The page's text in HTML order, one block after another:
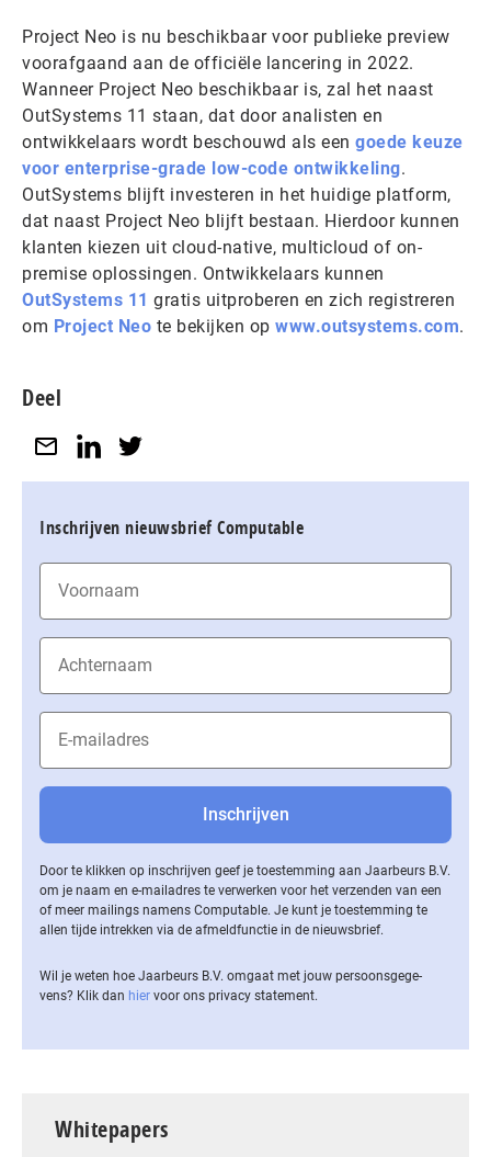
Project Neo is nu beschikbaar voor publieke preview
voorafgaand aan de officiële lancering in 2022.
Wanneer Project Neo beschikbaar is, zal het naast
OutSystems 11 staan, dat door analisten en
ontwikkelaars wordt beschouwd als een goede keuze
voor enterprise-grade low-code ontwikkeling.
OutSystems blijft investeren in het huidige platform,
dat naast Project Neo blijft bestaan. Hierdoor kunnen
klanten kiezen uit cloud-native, multicloud of on-
premise oplossingen. Ontwikkelaars kunnen
OutSystems 11 gratis uitproberen en zich registreren
om Project Neo te bekijken op www.outsystems.com.
Deel
Inschrijven nieuwsbrief Computable
Door te klikken op inschrijven geef je toestemming aan Jaarbeurs B.V.
om je naam en e-mailadres te verwerken voor het verzenden van een
of meer mailings namens Computable. Je kunt je toestemming te
allen tijde intrekken via de af­meld­func­tie in de nieuwsbrief.
Wil je weten hoe Jaarbeurs B.V. omgaat met jouw per­soons­ge­ge­
vens? Klik dan hier voor ons privacy statement.
Whitepapers